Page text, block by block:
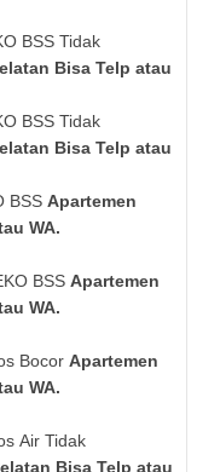
BSS Tidak
Bisa Telp atau
BSS Tidak
Bisa Telp atau
BSS Apartemen
WA.
BSS Apartemen
WA.
Bocor Apartemen
WA.
Air Tidak
Bisa Telp atau